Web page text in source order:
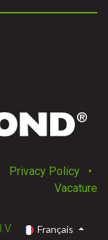
Privacy Policy
•
Vacature
Français